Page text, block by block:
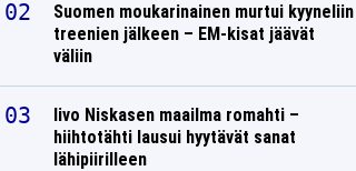
Suomen moukarinainen murtui kyyneliin
treenien jälkeen – EM-kisat jäävät
väliin
Iivo Niskasen maailma romahti –
hiihtotähti lausui hyytävät sanat
lähipiirilleen